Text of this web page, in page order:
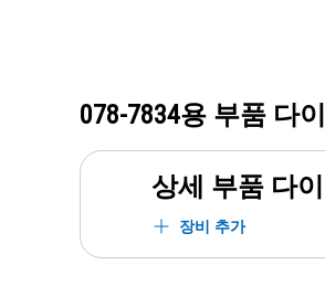
078-7834용 부품 다
상세 부품 다
장비 추가